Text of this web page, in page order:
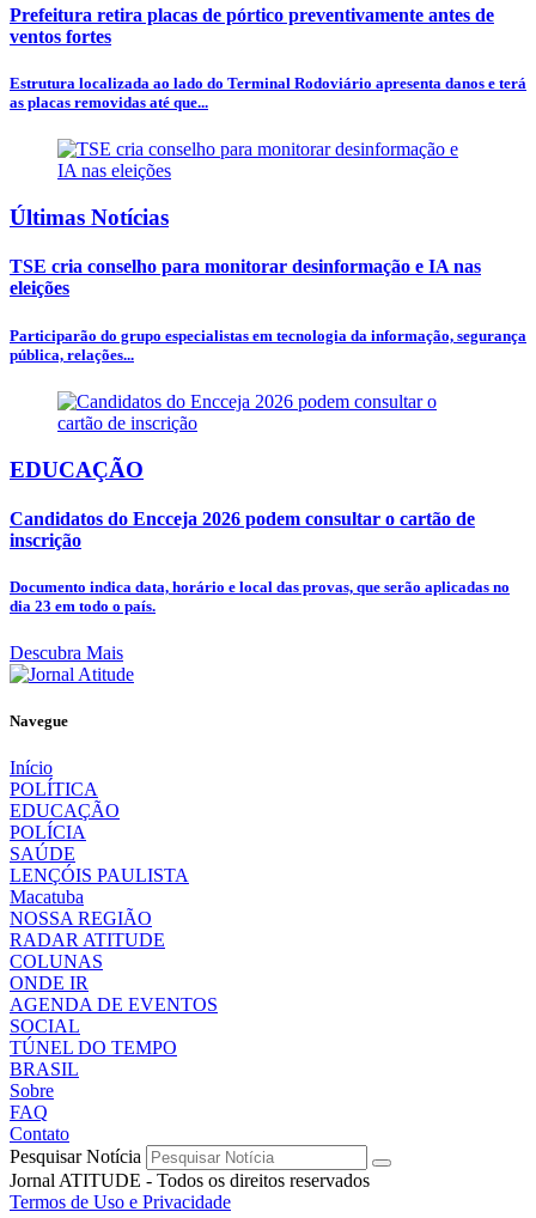
Prefeitura retira placas de pórtico preventivamente antes de
ventos fortes
Estrutura localizada ao lado do Terminal Rodoviário apresenta danos e terá
as placas removidas até que...
Últimas Notícias
TSE cria conselho para monitorar desinformação e IA nas
eleições
Participarão do grupo especialistas em tecnologia da informação, segurança
pública, relações...
EDUCAÇÃO
Candidatos do Encceja 2026 podem consultar o cartão de
inscrição
Documento indica data, horário e local das provas, que serão aplicadas no
dia 23 em todo o país.
Descubra Mais
Navegue
Início
POLÍTICA
EDUCAÇÃO
POLÍCIA
SAÚDE
LENÇÓIS PAULISTA
Macatuba
NOSSA REGIÃO
RADAR ATITUDE
COLUNAS
ONDE IR
AGENDA DE EVENTOS
SOCIAL
TÚNEL DO TEMPO
BRASIL
Sobre
FAQ
Contato
Pesquisar Notícia
Jornal ATITUDE - Todos os direitos reservados
Termos de Uso e Privacidade